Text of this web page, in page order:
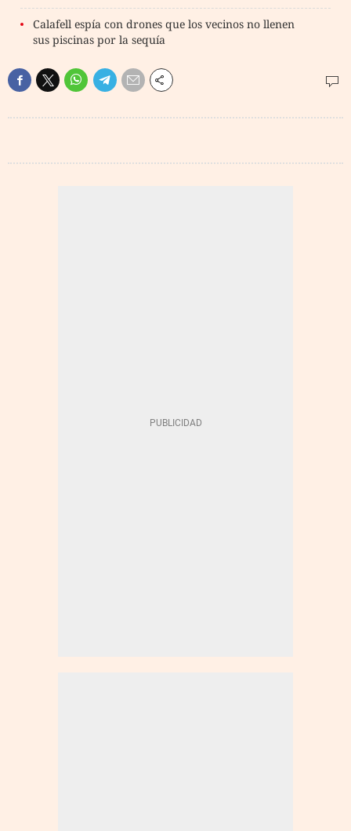
Calafell espía con drones que los vecinos no llenen
sus piscinas por la sequía